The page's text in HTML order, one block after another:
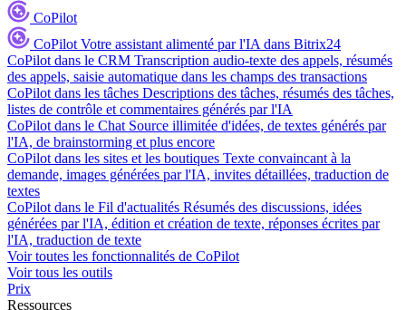
CoPilot
CoPilot Votre assistant alimenté par l'IA dans Bitrix24
CoPilot dans le CRM Transcription audio-texte des appels, résumés
des appels, saisie automatique dans les champs des transactions
CoPilot dans les tâches Descriptions des tâches, résumés des tâches,
listes de contrôle et commentaires générés par l'IA
CoPilot dans le Chat Source illimitée d'idées, de textes générés par
l'IA, de brainstorming et plus encore
CoPilot dans les sites et les boutiques Texte convaincant à la
demande, images générées par l'IA, invites détaillées, traduction de
textes
CoPilot dans le Fil d'actualités Résumés des discussions, idées
générées par l'IA, édition et création de texte, réponses écrites par
l'IA, traduction de texte
Voir toutes les fonctionnalités de CoPilot
Voir tous les outils
Prix
Ressources